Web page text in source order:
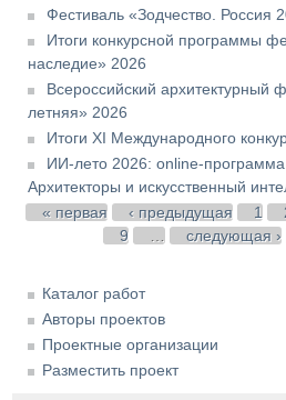
Фестиваль «Зодчество. Россия
Итоги конкурсной программы
наследие» 2026
Всероссийский архитектурный
летняя» 2026
Итоги XI Международного
ИИ-лето 2026: online-
Архитекторы и искусственный
Страницы
« первая ‹ предыдущая 1
9
… следующая ›
Каталог работ
Авторы проектов
Проектные организации
Разместить проект